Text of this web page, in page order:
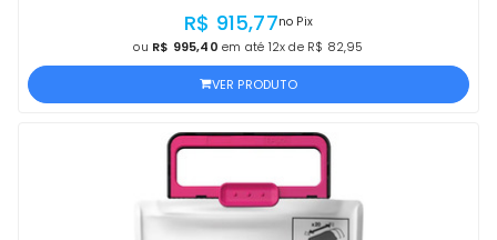
R$ 915,77no Pix
ou R$ 995,40 em até 12x de R$ 82,95
VER PRODUTO